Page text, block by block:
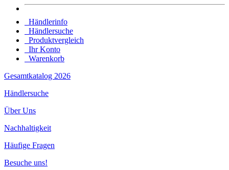
Händlerinfo
Händlersuche
Produktvergleich
Ihr Konto
Warenkorb
Gesamtkatalog 2026
Händlersuche
Über Uns
Nachhaltigkeit
Häufige Fragen
Besuche uns!